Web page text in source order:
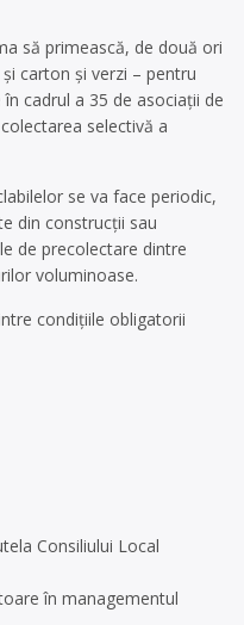
să primească, de două ori
carton și verzi – pentru
cadrul a 35 de asociații de
selectivă a
se va face periodic,
din construcții sau
de precolectare dintre
voluminoase.
condițiile obligatorii
Consiliului Local
în managementul